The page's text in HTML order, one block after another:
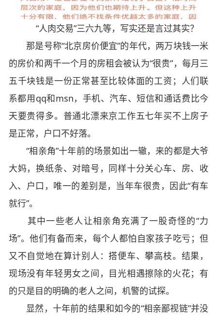
“人肉交易”三六九等，写实还是言过其实？
那是号称“北京房价便宜”的年代，两万块钱一米
的房价和两千一个月的房租会被认为“很贵”，每月三
五千块钱是一份正常甚至比较体面的工资；人们联
系都用qq和msn，手机、汽车、短信和通话费比今
天要贵得多。普通北漂来京工作五七年买不上房子
是正常，户口不好落。
“相亲角”十年前的场景如出一辙，来的都是大爷
大妈，换纸条、对暗号，同样十分关心车、房、收
入、户口，唯一的差别是，当年车很贵，因此“有车
就行”。
其中一些老人让相亲角充满了一股奇怪的“力
场”。他们有备而来，每个人都怕自家孩子吃亏；但
又不自觉地在算计别人：搭便车、攀高枝。结果，
现场没有年轻男女之间，目光相遇擦除的火花；有
的只是目的明确的老人之间，机警的试探。
显然，十年前的结果和如今的“相亲鄙视链”并没